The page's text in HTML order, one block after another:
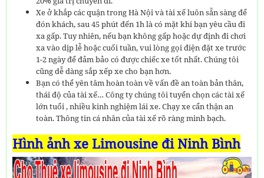
Xe ở khắp các quận trong Hà Nội và tài xế luôn sẵn sàng để
đón khách, sau 45 phút đến 1h là có mặt khi bạn yêu cầu đi
xa gấp. Tuy nhiên, nếu bạn không gấp hoặc dự định đi chơi
xa vào dịp lễ hoặc cuối tuần, vui lòng gọi điện đặt xe trước
1-2 ngày để đảm bảo có được chiếc xe tốt nhất. Chúng tôi
cũng dễ dàng sắp xếp xe cho bạn hơn.
Bạn có thể yên tâm hoàn toàn về vấn đề an toàn bản thân,
thái độ của tài xế… Công ty chúng tôi tuyển chọn các tài xế
lớn tuổi , nhiều kinh nghiệm lái xe. Chạy xe cẩn thận an
toàn. Thông tin cá nhân của tài xế rõ ràng minh bạch.
Hình ảnh xe Limousine đi Ninh Bình